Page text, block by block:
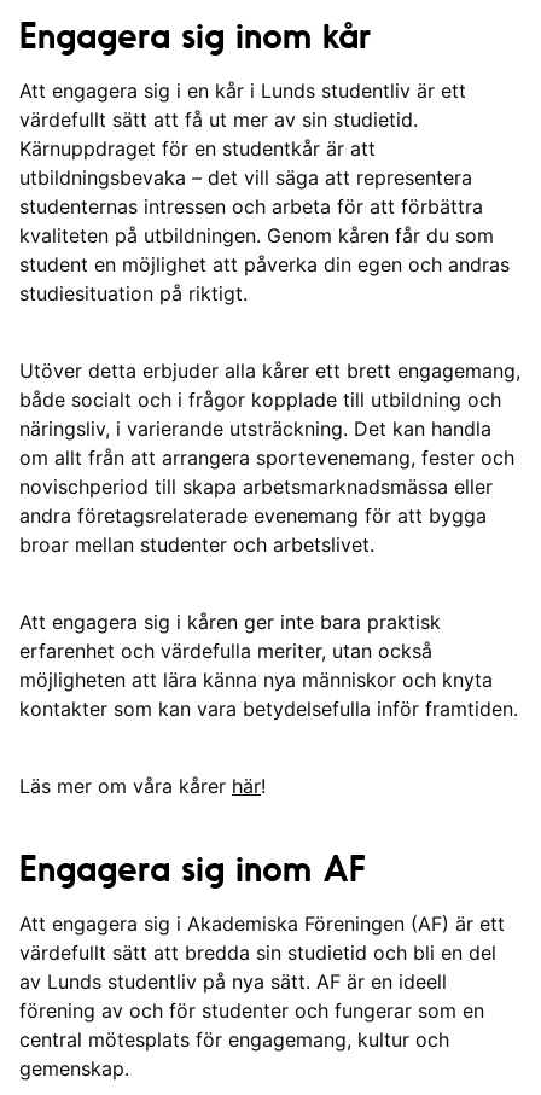
Engagera sig inom kår
Att engagera sig i en kår i Lunds studentliv är ett
värdefullt sätt att få ut mer av sin studietid.
Kärnuppdraget för en studentkår är att
utbildningsbevaka – det vill säga att representera
studenternas intressen och arbeta för att förbättra
kvaliteten på utbildningen. Genom kåren får du som
student en möjlighet att påverka din egen och andras
studiesituation på riktigt.
Utöver detta erbjuder alla kårer ett brett engagemang,
både socialt och i frågor kopplade till utbildning och
näringsliv, i varierande utsträckning. Det kan handla
om allt från att arrangera sportevenemang, fester och
novischperiod till skapa arbetsmarknadsmässa eller
andra företagsrelaterade evenemang för att bygga
broar mellan studenter och arbetslivet.
Att engagera sig i kåren ger inte bara praktisk
erfarenhet och värdefulla meriter, utan också
möjligheten att lära känna nya människor och knyta
kontakter som kan vara betydelsefulla inför framtiden.
Läs mer om våra kårer här!
Engagera sig inom AF
Att engagera sig i Akademiska Föreningen (AF) är ett
värdefullt sätt att bredda sin studietid och bli en del
av Lunds studentliv på nya sätt. AF är en ideell
förening av och för studenter och fungerar som en
central mötesplats för engagemang, kultur och
gemenskap.